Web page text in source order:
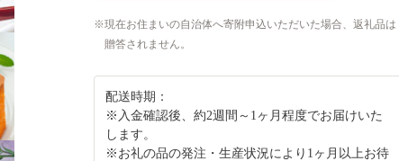
現在お住まいの自治体へ寄附申込いただいた場合、返礼品は
贈答されません。
配送時期：
※入金確認後、約2週間～1ヶ月程度でお届けいた
します。
※お礼の品の発注・生産状況により1ヶ月以上お待